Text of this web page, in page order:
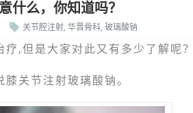
什么，你知道吗？
关节腔注射, 华晋骨科, 玻璃酸钠
,但是大家对此又有多少了解呢？
关节注射玻璃酸钠。